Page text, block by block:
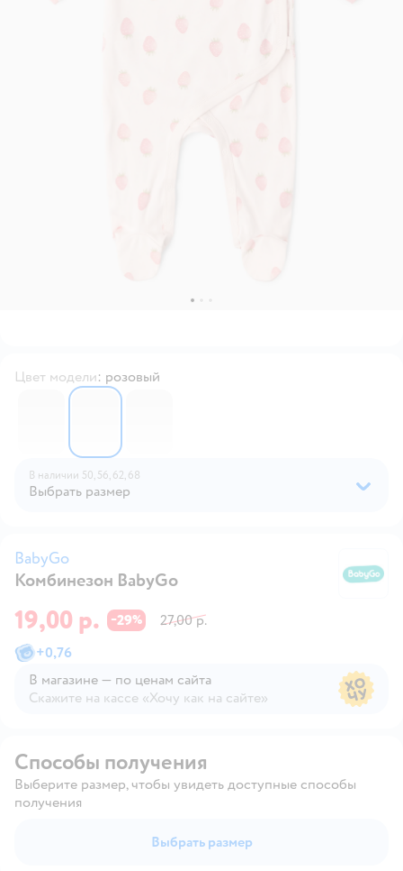
Цвет модели: розовый
7031193
7031185
В наличии 50, 56, 62, 68
Выбрать размер
BabyGo
Комбинезон BabyGo
19,00 р. −29%
27,00 р.
+0,76
В магазине — по ценам сайта
Скажите на кассе «Хочу как на сайте»
Способы получения
Выберите размер, чтобы увидеть доступные способы
получения
Выбрать размер